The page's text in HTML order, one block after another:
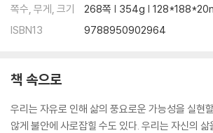
쪽수, 무게, 크기
268쪽 | 354g |
ISBN13
9788950902964
책 속으로
우리는 자유로 인해 삶의 풍요로운 가능성을 실현
않게 불안에 사로잡힐 수도 있다. 우리는 자신의